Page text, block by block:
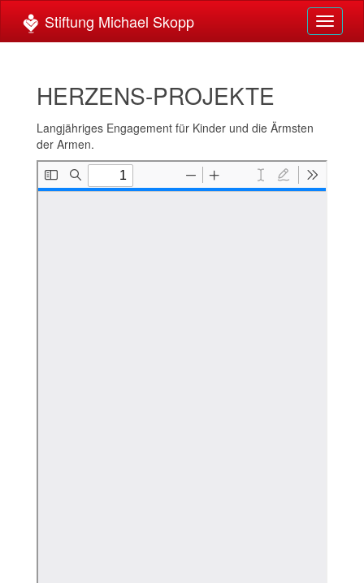
Toggle
HERZENS-PROJEKTE
Langjähriges Engagement für Kinder und die Ärmsten
der Armen.